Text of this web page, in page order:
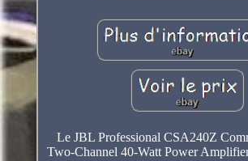
Le JBL Professional CSA240Z
Two-Channel 40-Watt Power